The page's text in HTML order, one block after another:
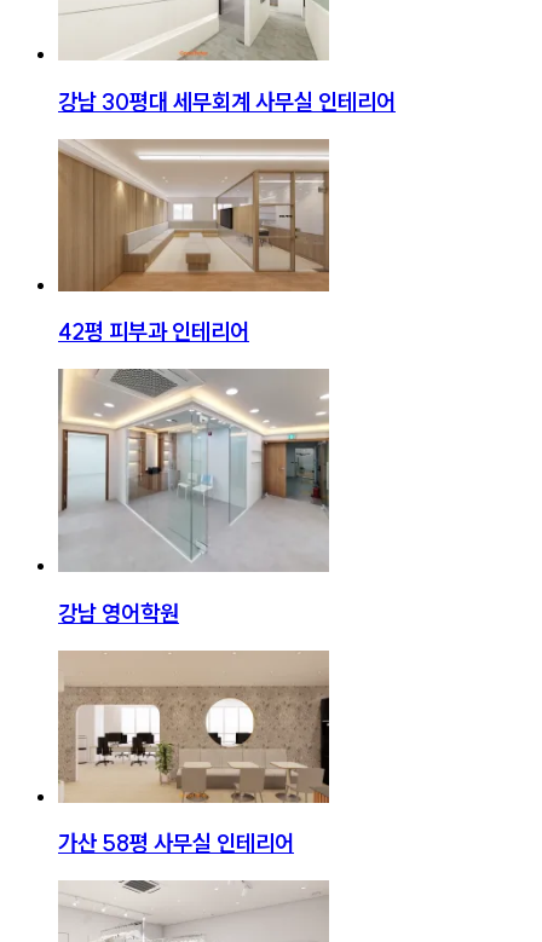
강남 30평대 세무회계 사무실 인테리어
42평 피부과 인테리어
강남 영어학원
가산 58평 사무실 인테리어